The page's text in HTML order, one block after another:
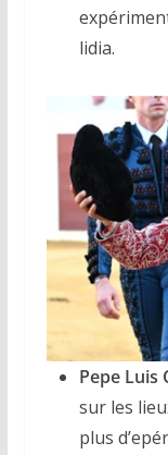
lidia.
Pepe Luis
sur les
plus